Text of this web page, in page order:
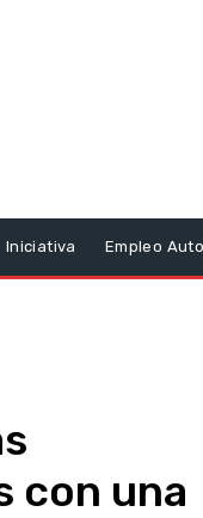
Iniciativa Empleo
con una